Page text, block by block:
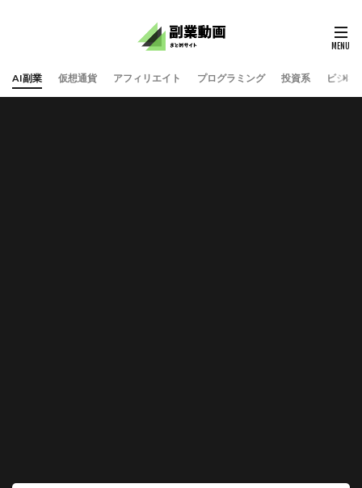
AI副業 仮想通貨 アフィリエイト プログラミング 投資系 ビジネ